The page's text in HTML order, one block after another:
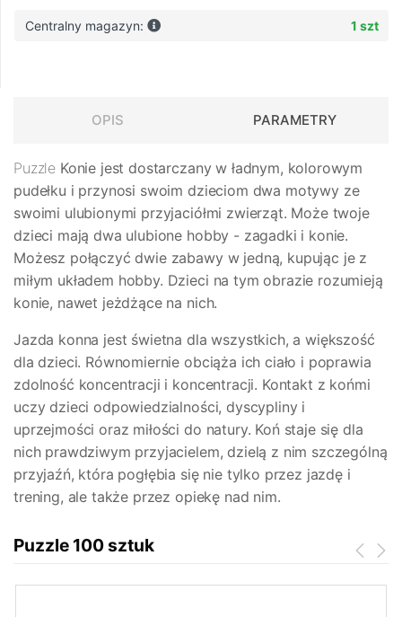
Centralny magazyn: 1 szt
OPIS PARAMETRY
Puzzle Konie jest dostarczany w ładnym, kolorowym
pudełku i przynosi swoim dzieciom dwa motywy ze
swoimi ulubionymi przyjaciółmi zwierząt. Może twoje
dzieci mają dwa ulubione hobby - zagadki i konie.
Możesz połączyć dwie zabawy w jedną, kupując je z
miłym układem hobby. Dzieci na tym obrazie rozumieją
konie, nawet jeżdżące na nich.
Jazda konna jest świetna dla wszystkich, a większość
dla dzieci. Równomiernie obciąża ich ciało i poprawia
zdolność koncentracji i koncentracji. Kontakt z końmi
uczy dzieci odpowiedzialności, dyscypliny i
uprzejmości oraz miłości do natury. Koń staje się dla
nich prawdziwym przyjacielem, dzielą z nim szczególną
przyjaźń, która pogłębia się nie tylko przez jazdę i
trening, ale także przez opiekę nad nim.
Puzzle 100 sztuk